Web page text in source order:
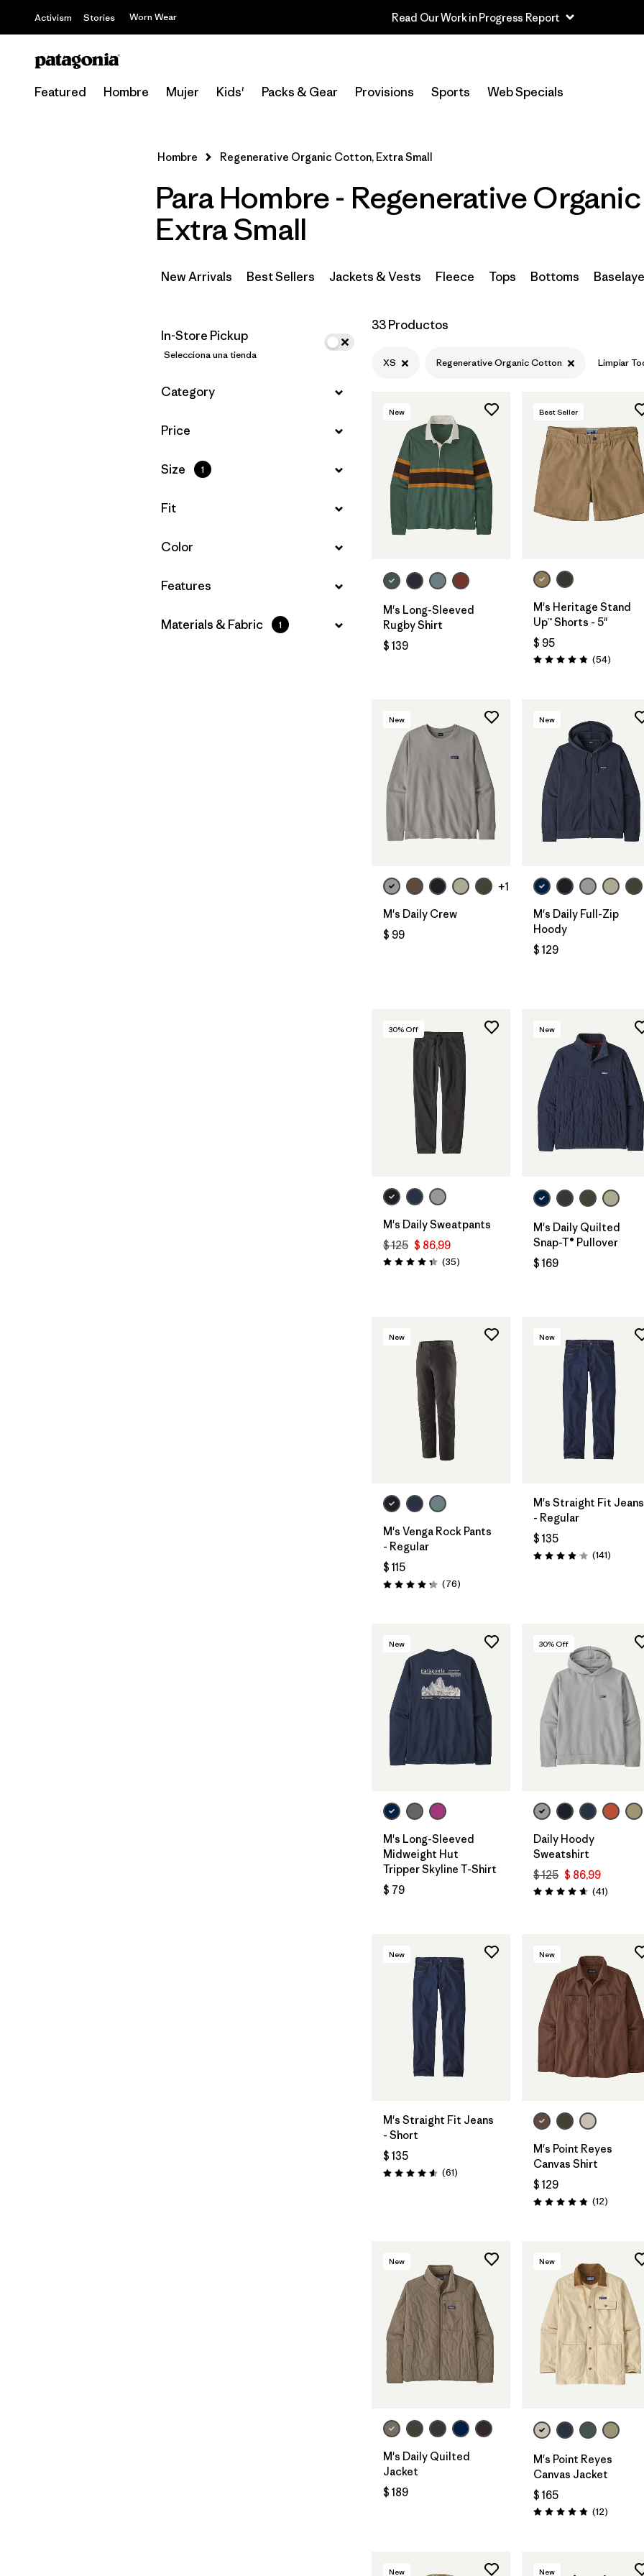
Activism Stories Worn Wear Read Our Work in Progress Report
Featured Hombre Mujer Kids' Packs & Gear Provisions Sports Web Specials
Selecciona una tienda
Filtrar por
Price
Filtrar por
Size 1
Filtrar por
Color
Filtrar por
Features
Filtrar por
Materials & Fabric 1
Hombre Regenerative Organic Cotton, Extra Small
Para Hombre - Regenerative
Extra Small
New Arrivals Best Sellers Jackets & Vests Fleece Tops Bottoms
In-Store Pickup
Selecciona una tienda
Filtrar por
Category
Filtrar por
Price
Filtrar por
Size 1
Filtrar por
Fit
Filtrar por
Color
Filtrar por
Features
Filtrar por
Materials & Fabric 1
33 Productos
XS Regenerative Organic Cotton Limpiar
New
M's Long-Sleeved
Rugby Shirt
$ 139
Best Seller
M's Heritage Stand
Up™ Shorts - 5"
$ 95
Valoración: 4.8 / 5
(54)
New
+1
M's Daily Crew
$ 99
New
M's Daily Full-Zip
Hoody
$ 129
30% Off
M's Daily Sweatpants
$ 125 $ 86,99
Valoración: 4.4 / 5
(35Comentarios
)
New
M's Daily Quilted
Snap-T® Pullover
$ 169
New
M's Venga Rock Pants
- Regular
$ 115
Valoración: 4.3 / 5
(76Comentarios
)
New
M's Straight Fit Jeans
- Regular
$ 135
Valoración: 4.1 / 5
(141)
New
M's Long-Sleeved
Midweight Hut
Tripper Skyline T-Shirt
$ 79
30% Off
Daily Hoody
Sweatshirt
$ 125 $ 86,99
Valoración: 4.6 / 5
(41)
New
M's Straight Fit Jeans
- Short
$ 135
Valoración: 4.6 / 5
(61Comentarios
)
New
M's Point Reyes
Canvas Shirt
$ 129
Valoración: 4.8 / 5
(12)
New
M's Daily Quilted
Jacket
$ 189
New
M's Point Reyes
Canvas Jacket
$ 165
Valoración: 4.8 / 5
(12)
New New